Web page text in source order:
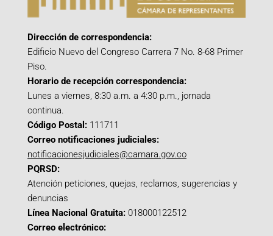
Dirección de correspondencia:
Edificio Nuevo del Congreso Carrera 7 No. 8-68 Primer
Piso.
Horario de recepción correspondencia:
Lunes a viernes, 8:30 a.m. a 4:30 p.m., jornada
continua.
Código Postal: 111711
Correo notificaciones judiciales:
notificacionesjudiciales@camara.gov.co
PQRSD:
Atención peticiones, quejas, reclamos, sugerencias y
denuncias
Línea Nacional Gratuita: 018000122512
Correo electrónico: